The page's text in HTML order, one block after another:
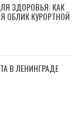
ЗДОРОВЬЯ: КАК
ОБЛИК КУРОРТНОЙ
В ЛЕНИНГРАДЕ